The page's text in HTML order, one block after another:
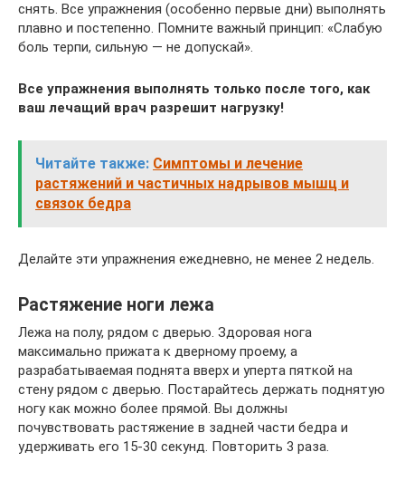
снять. Все упражнения (особенно первые дни) выполнять
плавно и постепенно. Помните важный принцип: «Слабую
боль терпи, сильную — не допускай».
Все упражнения выполнять только после того, как
ваш лечащий врач разрешит нагрузку!
Читайте также: Симптомы и лечение
растяжений и частичных надрывов мышц и
связок бедра
Делайте эти упражнения ежедневно, не менее 2 недель.
Растяжение ноги лежа
Лежа на полу, рядом с дверью. Здоровая нога
максимально прижата к дверному проему, а
разрабатываемая поднята вверх и уперта пяткой на
стену рядом с дверью. Постарайтесь держать поднятую
ногу как можно более прямой. Вы должны
почувствовать растяжение в задней части бедра и
удерживать его 15-30 секунд. Повторить 3 раза.